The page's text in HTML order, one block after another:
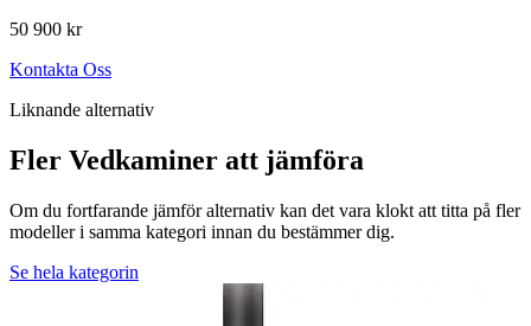
50 900 kr
Kontakta Oss
Liknande alternativ
Fler Vedkaminer att jämföra
Om du fortfarande jämför alternativ kan det vara klokt att titta på fler
modeller i samma kategori innan du bestämmer dig.
Se hela kategorin